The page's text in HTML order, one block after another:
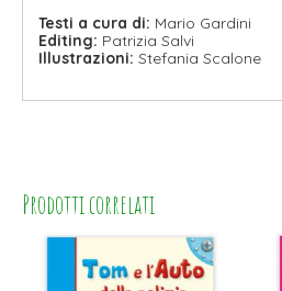
Testi a cura di: Mario Gardini
Editing: Patrizia Salvi
Illustrazioni: Stefania Scalone
Prodotti correlati